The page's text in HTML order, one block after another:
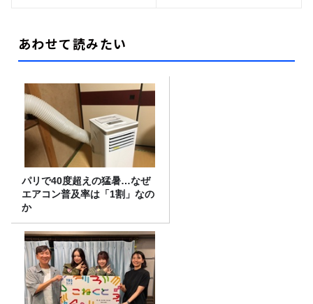
あわせて読みたい
パリで40度超えの猛暑…なぜ
エアコン普及率は「1割」なの
か